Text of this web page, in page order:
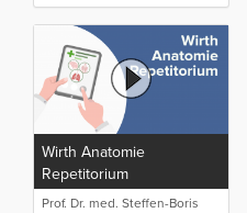
Wirth Anatomie
Repetitorium
Prof. Dr. med. Steffen-Boris